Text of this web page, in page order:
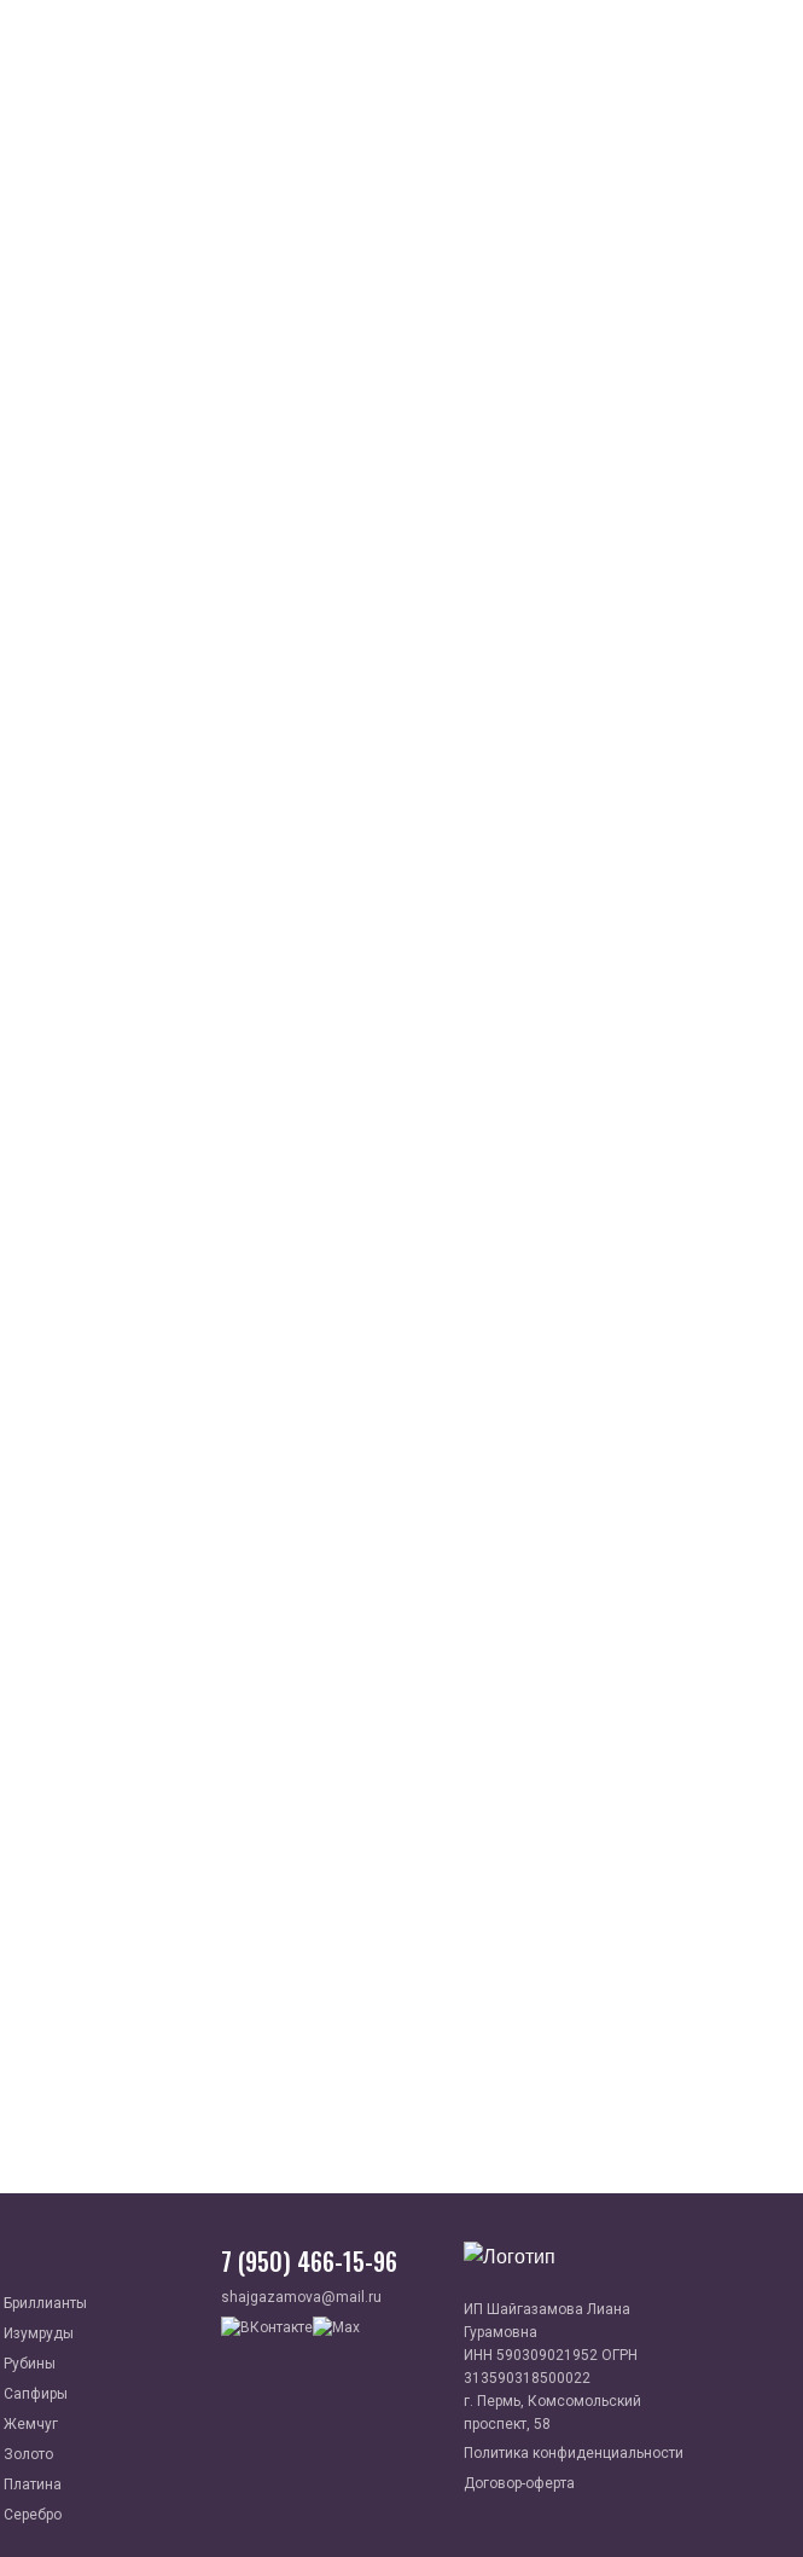
Бриллианты
Изумруды
Рубины
Сапфиры
Жемчуг
Золото
Платина
Серебро
7 (950) 466-15-96
shajgazamova@mail.ru
ИП Шайгазамова Лиана
Гурамовна
ИНН 590309021952 ОГРН
313590318500022
г. Пермь, Комсомольский
проспект, 58
Политика конфиденциальности
Договор-оферта